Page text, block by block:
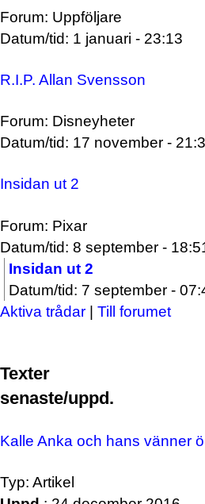
Forum: Uppföljare
Datum/tid: 1 januari - 23:13
R.I.P. Allan Svensson
Forum: Disneyheter
Datum/tid: 17 november -
Insidan ut 2
Forum: Pixar
Datum/tid: 8 september -
Insidan ut 2
Datum/tid: 7 september -
Aktiva trådar | Till forumet
Texter
senaste/uppd.
Kalle Anka och hans vänner
Typ: Artikel